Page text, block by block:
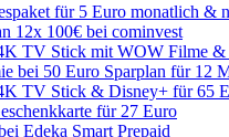
für 5 Euro monatlich
12x 100€ bei cominvest
TV Stick mit WOW Filme &
bei 50 Euro Sparplan für 12
TV Stick & Disney+ für 65
für 27 Euro
Edeka Smart Prepaid